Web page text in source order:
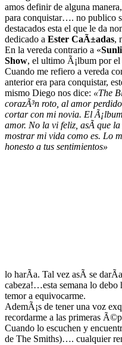
amos definir de alguna
para conquistar…. no publico
destacados esta el que le da
dedicado a Ester CaÃ±adas,
En la vereda contrario a «
Show, el ultimo Ã¡lbum por
Cuando me refiero a vereda
anterior era para conquistar,
mismo Diego nos dice: «The
corazÃ³n roto, al amor
cortar con mi novia. El
amor. No la vi feliz, asÃ­ que
mostrar mi vida como es. Lo
honesto a tus sentimientos»
lo harÃ­a. Tal vez asÃ­ se
cabeza!…esta semana lo
temor a equivocarme.
AdemÃ¡s de tener una voz
recordarme a las primeras
Cuando lo escuchen y
de The Smiths)…. cualquier